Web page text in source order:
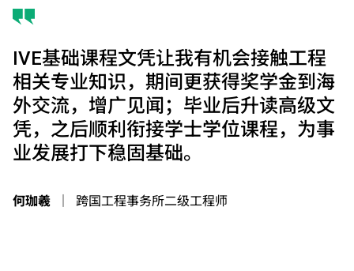
IVE基础课程文凭让我有机会接触工程
相关专业知识，期间更获得奖学金到海
外交流，增广见闻；毕业后升读高级文
凭，之后顺利衔接学士学位课程，为事
业发展打下稳固基础。
何珈羲 跨国工程事务所二级工程师